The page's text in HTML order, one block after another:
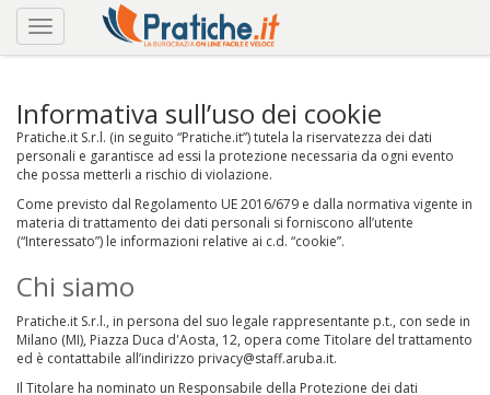
Informativa sull’uso dei cookie
Pratiche.it S.r.l. (in seguito “Pratiche.it”) tutela la riservatezza dei dati
personali e garantisce ad essi la protezione necessaria da ogni evento
che possa metterli a rischio di violazione.
Come previsto dal Regolamento UE 2016/679 e dalla normativa vigente in
materia di trattamento dei dati personali si forniscono all’utente
(“Interessato”) le informazioni relative ai c.d. “cookie”.
Chi siamo
Pratiche.it S.r.l., in persona del suo legale rappresentante p.t., con sede in
Milano (MI), Piazza Duca d'Aosta, 12, opera come Titolare del trattamento
ed è contattabile all’indirizzo privacy@staff.aruba.it.
Il Titolare ha nominato un Responsabile della Protezione dei dati